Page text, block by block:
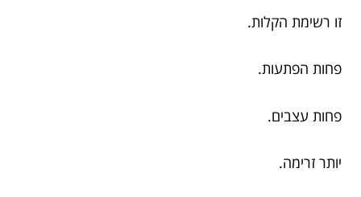
זו רשימת הקלות.
פחות הפתעות.
פחות עצבים.
יותר זרימה.